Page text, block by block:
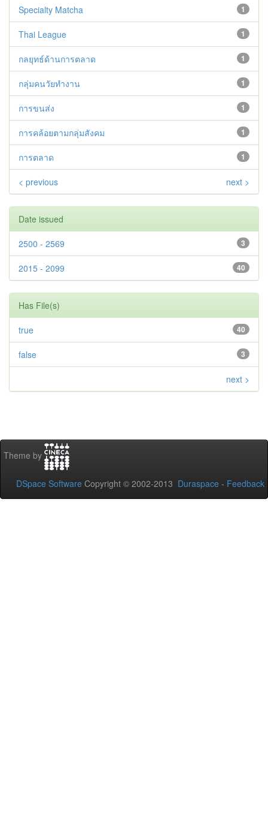
1
Specialty Matcha
1
Thai League
1
กลยุทธ์ด้านการตลาด
1
กลุ่มคนวัยทำงาน
1
การขนส่ง
1
การคล้อยตามกลุ่มสังคม
1
การตลาด
< previous next >
Date issued
3
2500 - 2569
40
2015 - 2099
Has File(s)
40
true
3
false
next >
Theme by
DSpace Software Copyright © 2002-2013 Duraspace - Feedback